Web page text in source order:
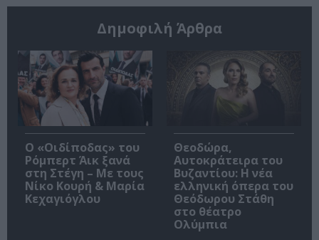
Δημοφιλή Άρθρα
O «Οιδίποδας» του
Ρόμπερτ Άικ ξανά
στη Στέγη – Με τους
Νίκο Κουρή & Μαρία
Κεχαγιόγλου
Θεοδώρα,
Αυτοκράτειρα του
Βυζαντίου: Η νέα
ελληνική όπερα του
Θεόδωρου Στάθη
στο θέατρο
Ολύμπια